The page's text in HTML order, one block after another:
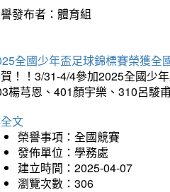
發布者：體育組
全國少年盃足球錦標賽榮獲全
！！3/31-4/4參加2025全國少
楊芎恩、401顏宇樂、310呂駿
文
榮譽事項：全國競賽
發佈單位：學務處
建立時間：2025-04-07
瀏覽次數：306